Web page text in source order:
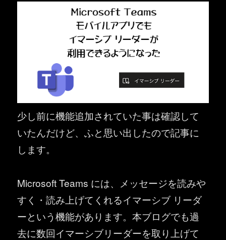
少し前に機能追加されていた事は確認して
いたんだけど、ふと思い出したので記事に
します。
Microsoft Teams には、メッセージを読みや
すく・読み上げてくれるイマーシブ リーダ
ーという機能があります。本ブログでも過
去に数回イマーシブリーダーを取り上げて